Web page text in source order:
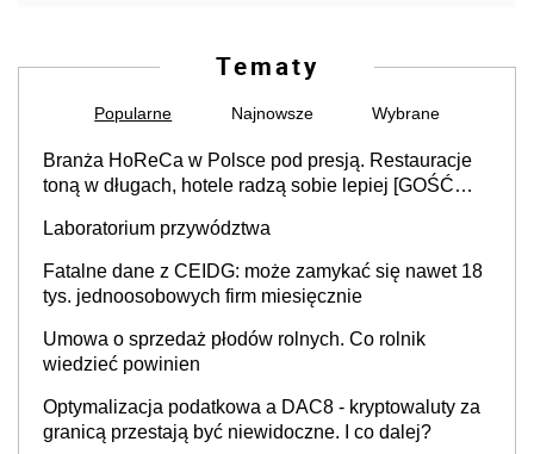
Tematy
Popularne Najnowsze Wybrane
Branża HoReCa w Polsce pod presją. Restauracje
toną w długach, hotele radzą sobie lepiej [GOŚĆ
Laboratorium przywództwa
Fatalne dane z CEIDG: może zamykać się nawet 18
tys. jednoosobowych firm miesięcznie
Umowa o sprzedaż płodów rolnych. Co rolnik
wiedzieć powinien
Optymalizacja podatkowa a DAC8 - kryptowaluty za
granicą przestają być niewidoczne. I co dalej?